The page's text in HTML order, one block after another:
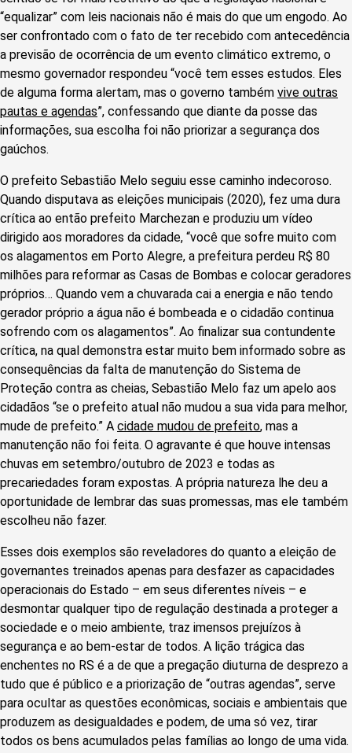
“equalizar” com leis nacionais não é mais do que um engodo. Ao
ser confrontado com o fato de ter recebido com antecedência
a previsão de ocorrência de um evento climático extremo, o
mesmo governador respondeu “você tem esses estudos. Eles
de alguma forma alertam, mas o governo também vive outras
pautas e agendas”, confessando que diante da posse das
informações, sua escolha foi não priorizar a segurança dos
gaúchos.
O prefeito Sebastião Melo seguiu esse caminho indecoroso.
Quando disputava as eleições municipais (2020), fez uma dura
crítica ao então prefeito Marchezan e produziu um vídeo
dirigido aos moradores da cidade, “você que sofre muito com
os alagamentos em Porto Alegre, a prefeitura perdeu R$ 80
milhões para reformar as Casas de Bombas e colocar geradores
próprios… Quando vem a chuvarada cai a energia e não tendo
gerador próprio a água não é bombeada e o cidadão continua
sofrendo com os alagamentos”. Ao finalizar sua contundente
crítica, na qual demonstra estar muito bem informado sobre as
consequências da falta de manutenção do Sistema de
Proteção contra as cheias, Sebastião Melo faz um apelo aos
cidadãos “se o prefeito atual não mudou a sua vida para melhor,
mude de prefeito.” A cidade mudou de prefeito, mas a
manutenção não foi feita. O agravante é que houve intensas
chuvas em setembro/outubro de 2023 e todas as
precariedades foram expostas. A própria natureza lhe deu a
oportunidade de lembrar das suas promessas, mas ele também
escolheu não fazer.
Esses dois exemplos são reveladores do quanto a eleição de
governantes treinados apenas para desfazer as capacidades
operacionais do Estado – em seus diferentes níveis – e
desmontar qualquer tipo de regulação destinada a proteger a
sociedade e o meio ambiente, traz imensos prejuízos à
segurança e ao bem-estar de todos. A lição trágica das
enchentes no RS é a de que a pregação diuturna de desprezo a
tudo que é público e a priorização de “outras agendas”, serve
para ocultar as questões econômicas, sociais e ambientais que
produzem as desigualdades e podem, de uma só vez, tirar
todos os bens acumulados pelas famílias ao longo de uma vida.